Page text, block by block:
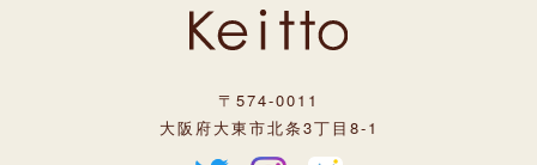
〒574-0011
大阪府大東市北条3丁目8-1